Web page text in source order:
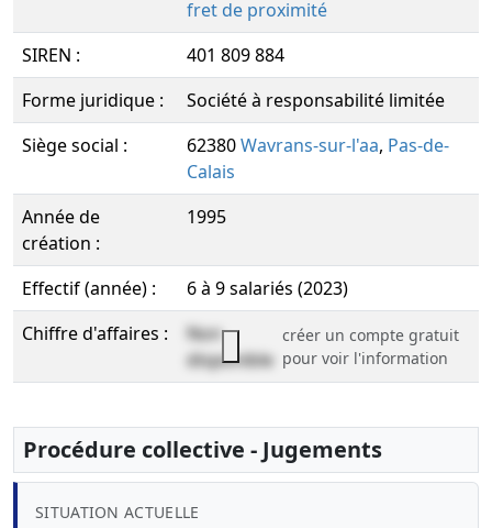
fret de proximité
SIREN :
401 809 884
Forme juridique :
Société à responsabilité limitée
Siège social :
62380Wavrans-sur-l'aa, Pas-de-
Calais
Année de
création :
1995
Effectif (année) :
6 à 9 salariés (2023)
Chiffre d'affaires :
Non
disponible
créer un compte gratuit
pour voir l'information
Procédure collective - Jugements
SITUATION ACTUELLE